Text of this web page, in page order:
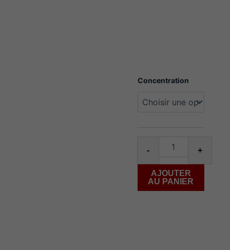
Concentration
quantité
Stlth
- +
AJOUTER
AU PANIER